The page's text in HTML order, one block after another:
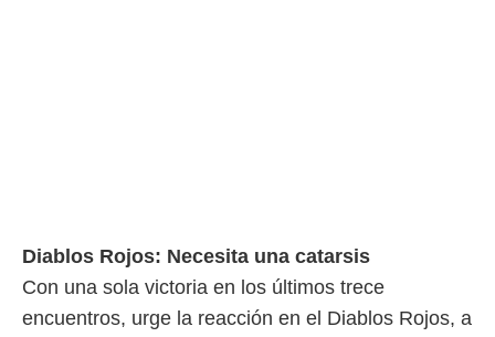
Diablos Rojos: Necesita una catarsis
Con una sola victoria en los últimos trece
encuentros, urge la reacción en el Diablos Rojos, a